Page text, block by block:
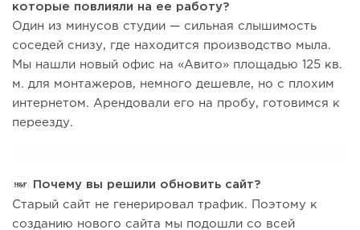
которые повлияли на ее работу?
Один из минусов студии — сильная слышимость
соседей снизу, где находится производство мыла.
Мы нашли новый офис на «Авито» площадью 125 кв.
м. для монтажеров, немного дешевле, но с плохим
интернетом. Арендовали его на пробу, готовимся к
переезду.
Почему вы решили обновить сайт?
Старый сайт не генерировал трафик. Поэтому к
созданию нового сайта мы подошли со всей